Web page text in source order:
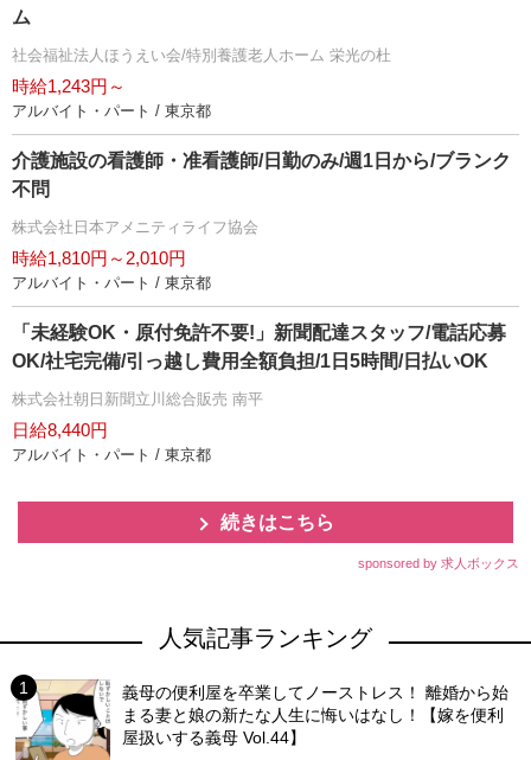
ム
社会福祉法人ほうえい会/特別養護老人ホーム 栄光の杜
時給1,243円～
アルバイト・パート / 東京都
介護施設の看護師・准看護師/日勤のみ/週1日から/ブランク
不問
株式会社日本アメニティライフ協会
時給1,810円～2,010円
アルバイト・パート / 東京都
「未経験OK・原付免許不要!」新聞配達スタッフ/電話応募
OK/社宅完備/引っ越し費用全額負担/1日5時間/日払いOK
株式会社朝日新聞立川総合販売 南平
日給8,440円
アルバイト・パート / 東京都
続きはこちら
sponsored by 求人ボックス
人気記事ランキング
義母の便利屋を卒業してノーストレス！ 離婚から始
まる妻と娘の新たな人生に悔いはなし！【嫁を便利
屋扱いする義母 Vol.44】